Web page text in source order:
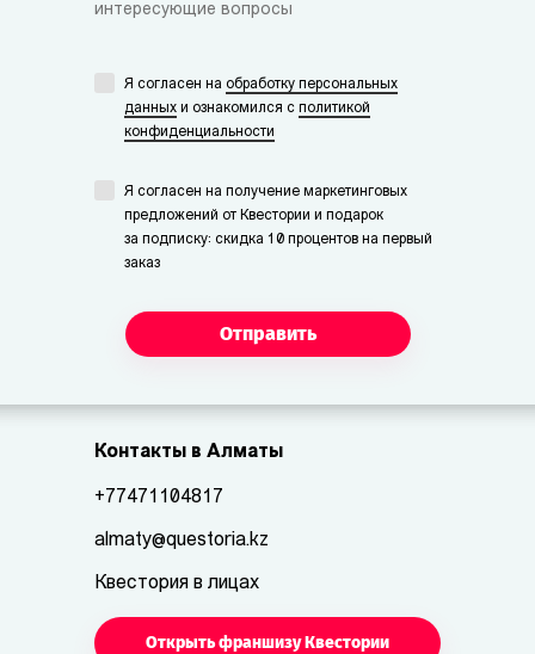
интересующие вопросы
Я согласен на обработку персональных
данных и ознакомился с политикой
конфиденциальности
Я согласен на получение маркетинговых
предложений от Квестории и подарок
за подписку: скидка 10 процентов на первый
заказ
Отправить
Контакты в Алматы
+77471104817
almaty@questoria.kz
Квестория в лицах
Открыть франшизу Квестории